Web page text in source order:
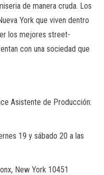
de manera cruda. Los
York que viven dentro
los mejores street-
con una sociedad que
Asistente de Producción:
19 y sábado 20 a las
New York 10451